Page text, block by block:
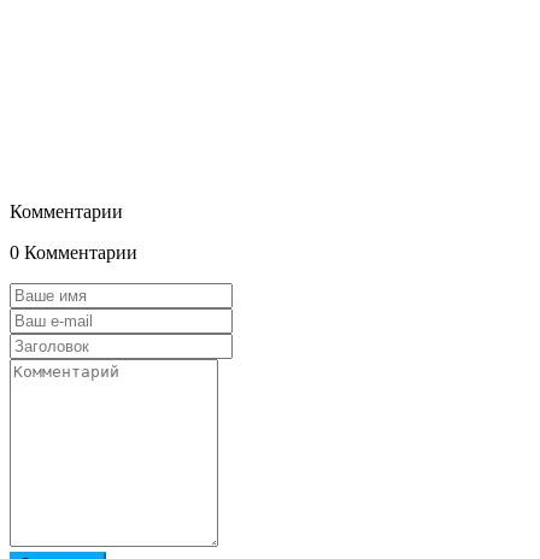
Комментарии
0 Комментарии